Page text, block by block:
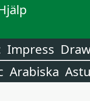
Impress
Arabiska